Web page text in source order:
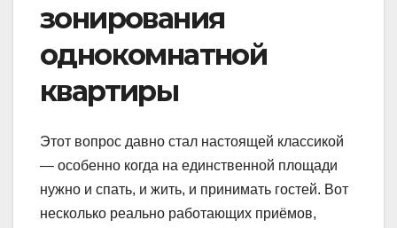
зонирования
однокомнатной
квартиры
Этот вопрос давно стал настоящей классикой
— особенно когда на единственной площади
нужно и спать, и жить, и принимать гостей. Вот
несколько реально работающих приёмов,